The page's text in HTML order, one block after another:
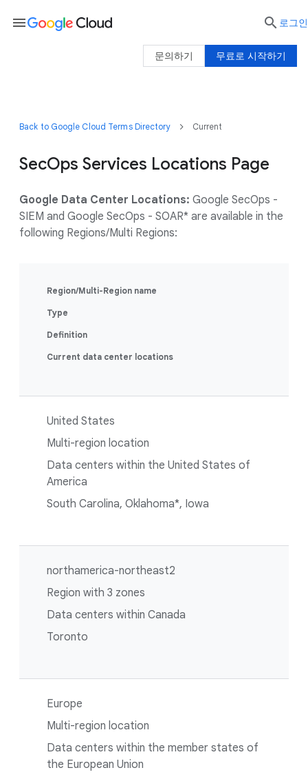
Back to Google Cloud Terms Directory Current
SecOps Services Locations Page
Google Data Center Locations: Google SecOps -
SIEM and Google SecOps - SOAR* are available in the
following Regions/Multi Regions:
Region/Multi-Region name
Type
Definition
Current data center locations
United States
Multi-region location
Data centers within the United States of
America
South Carolina, Oklahoma*, Iowa
northamerica-northeast2
Region with 3 zones
Data centers within Canada
Toronto
Europe
Multi-region location
Data centers within the member states of
the European Union
menu  로그인
무료로 시작하기
문의하기